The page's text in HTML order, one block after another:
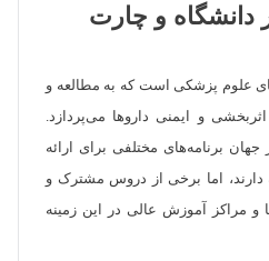
دانشگاه و چارت
علوم پزشکی است که به مطالعه و
اثربخشی و ایمنی داروها می‌پردازد.
برنامه‌های مختلفی برای ارائه
اما برخی از دروس مشترک و
و مراکز آموزش عالی در این زمینه